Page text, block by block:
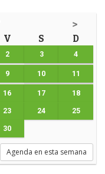
>
V S D
2 3 4
9 10 11
16 17 18
23 24 25
30
Agenda en esta semana